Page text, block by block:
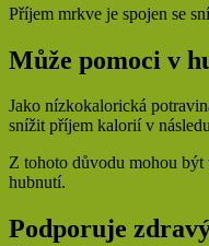
Příjem mrkve je spojen se
Může pomoci v
Jako nízkokalorická
snížit příjem kalorií v
Z tohoto důvodu mohou
hubnutí.
Podporuje